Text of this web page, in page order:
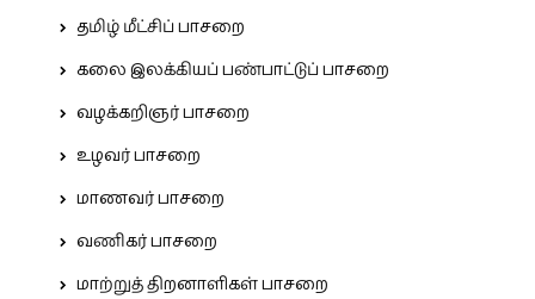
தமிழ் மீட்சிப் பாசறை
கலை இலக்கியப் பண்பாட்டுப் பாசறை
வழக்கறிஞர் பாசறை
உழவர் பாசறை
மாணவர் பாசறை
வணிகர் பாசறை
மாற்றுத் திறனாளிகள் பாசறை